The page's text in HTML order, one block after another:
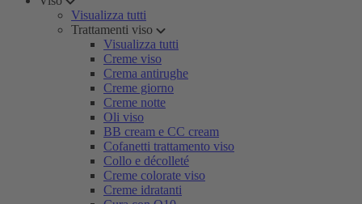
Visualizza tutti
Trattamenti viso
Visualizza tutti
Creme viso
Crema antirughe
Creme giorno
Creme notte
Oli viso
BB cream e CC cream
Cofanetti trattamento viso
Collo e décolleté
Creme colorate viso
Creme idratanti